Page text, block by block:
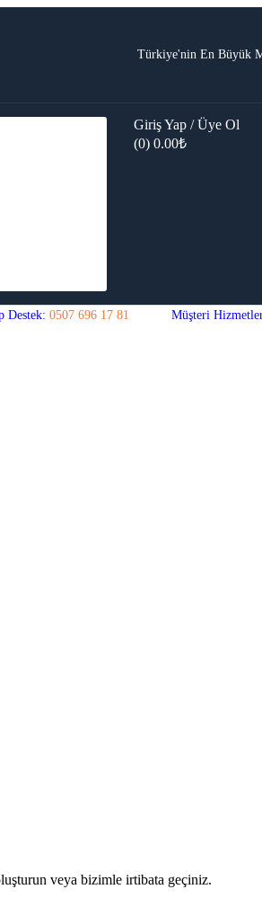
Türkiye'nin En Büyük
Giriş Yap / Üye Ol
(0) 0.00₺
Destek: 0507 696 17 81 Müşteri
veya bizimle irtibata geçiniz.